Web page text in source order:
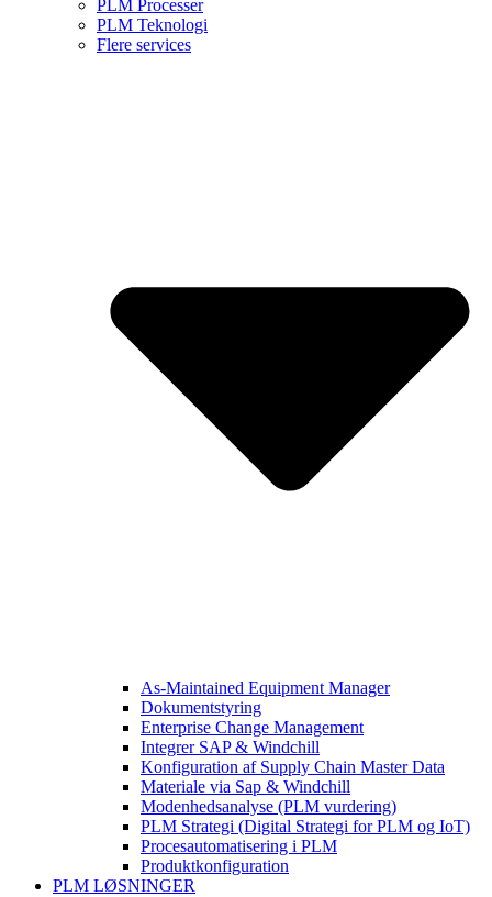
PLM Processer
PLM Teknologi
Flere services
As-Maintained Equipment Manager
Dokumentstyring
Enterprise Change Management
Integrer SAP & Windchill
Konfiguration af Supply Chain Master Data
Materiale via Sap & Windchill
Modenhedsanalyse (PLM vurdering)
PLM Strategi (Digital Strategi for PLM og IoT)
Procesautomatisering i PLM
Produktkonfiguration
PLM LØSNINGER